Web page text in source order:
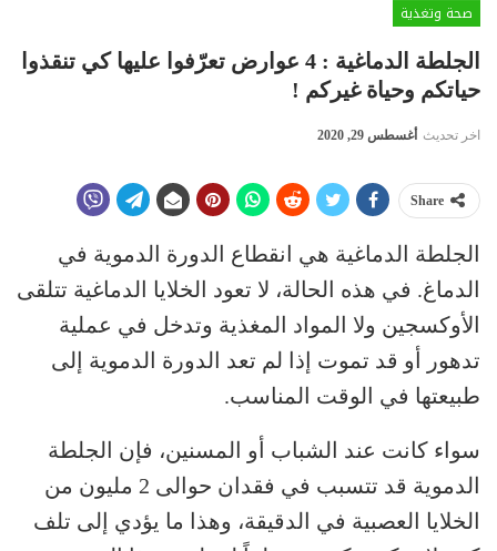
صحة وتغذية
الجلطة الدماغية : 4 عوارض تعرّفوا عليها كي تنقذوا
حياتكم وحياة غيركم !
اخر تحديث أغسطس 29, 2020
Share
الجلطة الدماغية هي انقطاع الدورة الدموية في
الدماغ. في هذه الحالة، لا تعود الخلايا الدماغية تتلقى
الأوكسجين ولا المواد المغذية وتدخل في عملية
تدهور أو قد تموت إذا لم تعد الدورة الدموية إلى
طبيعتها في الوقت المناسب.
سواء كانت عند الشباب أو المسنين، فإن الجلطة
الدموية قد تتسبب في فقدان حوالى 2 مليون من
الخلايا العصبية في الدقيقة، وهذا ما يؤدي إلى تلف